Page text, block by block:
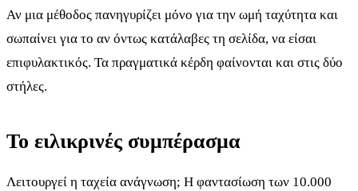
Αν μια μέθοδος πανηγυρίζει μόνο για την ωμή ταχύτητα και
σωπαίνει για το αν όντως κατάλαβες τη σελίδα, να είσαι
επιφυλακτικός. Τα πραγματικά κέρδη φαίνονται και στις δύο
στήλες.
Το ειλικρινές συμπέρασμα
Λειτουργεί η ταχεία ανάγνωση; Η φαντασίωση των 10.000